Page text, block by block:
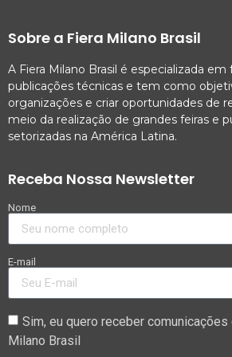
Sobre a Fiera Milano Brasil
A Fiera Milano Brasil é especializada
publicações técnicas e tem como
organizações e criar oportunidades de
meio da realização de grandes feiras e
setorizadas na América Latina.
Receba Nossa Newsletter
Nome
E-mail
Sim, eu quero receber comunicações
Milano Brasil